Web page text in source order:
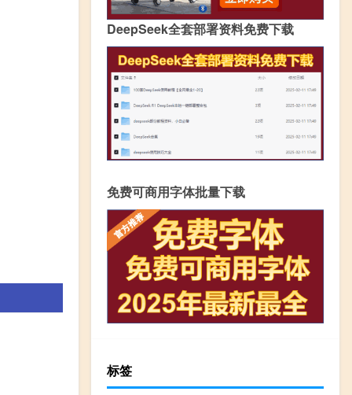
DeepSeek全套部署资料免费下载
免费可商用字体批量下载
标签